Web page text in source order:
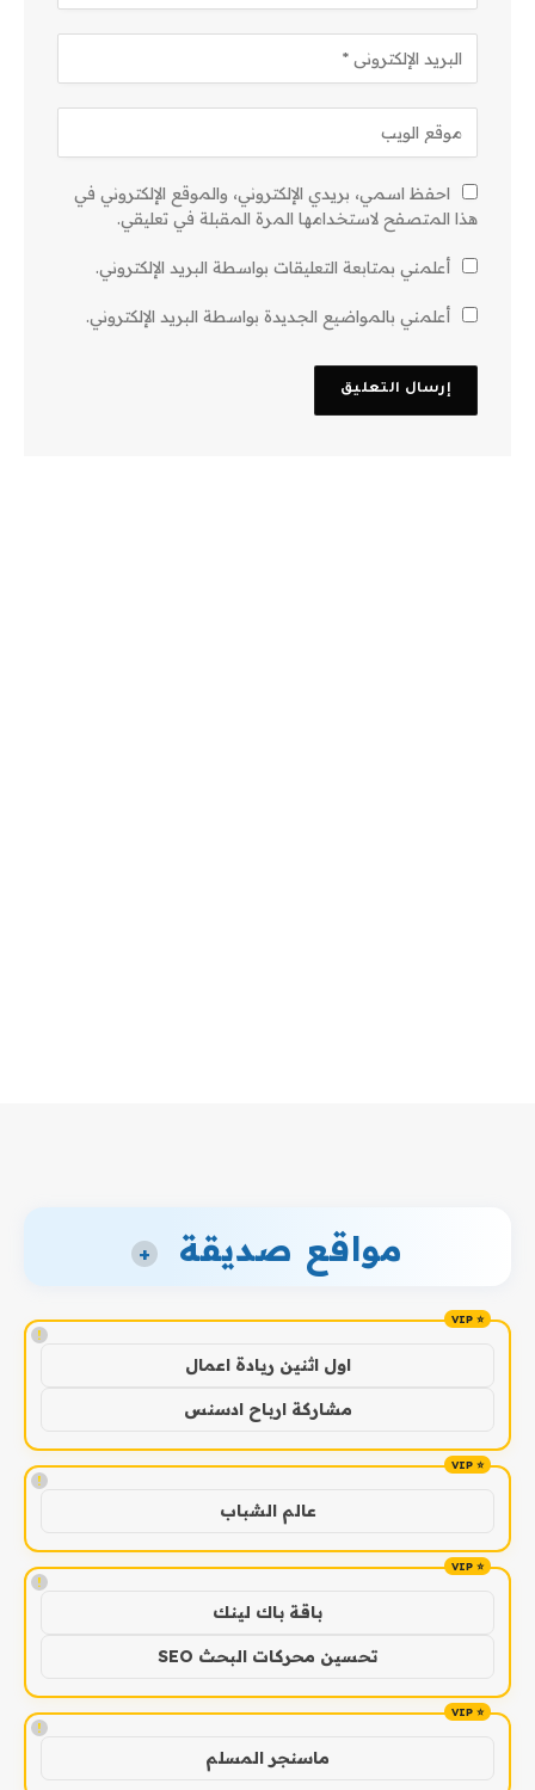
احفظ اسمي، بريدي الإلكتروني، والموقع الإلكتروني في
هذا المتصفح لاستخدامها المرة المقبلة في تعليقي.
أعلمني بمتابعة التعليقات بواسطة البريد الإلكتروني.
أعلمني بالمواضيع الجديدة بواسطة البريد الإلكتروني.
مواقع صديقة +
!
اول اثنين ريادة اعمال
مشاركة ارباح ادسنس
!
عالم الشباب
!
باقة باك لينك
تحسين محركات البحث SEO
!
ماسنجر المسلم